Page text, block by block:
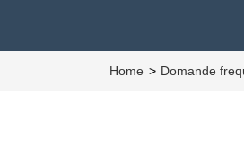
Home Domande